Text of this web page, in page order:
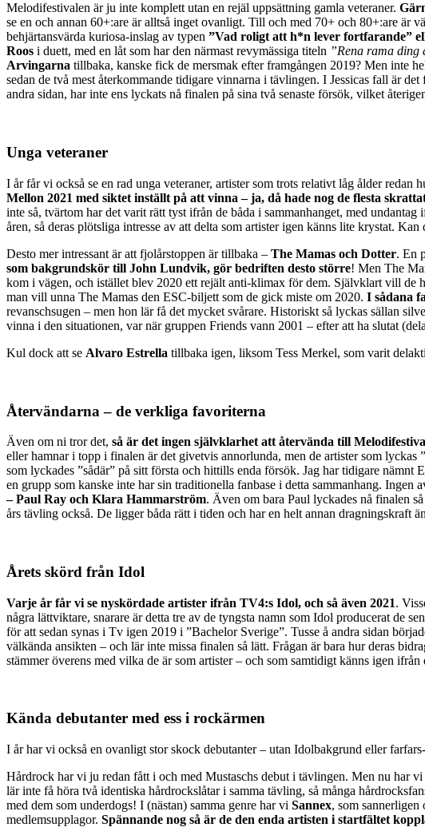
Melodifestivalen är ju inte komplett utan en rejäl uppsättning gamla veteraner.
se en och annan 60+:are är alltså inget ovanligt. Till och med 70+ och 80+:are är
behjärtansvärda kuriosa-inslag av typen ”Vad roligt att h*n lever fortfarande”
Roos i duett, med en låt som har den närmast revymässiga titeln ”Rena rama ding
Arvingarna tillbaka, kanske fick de mersmak efter framgången 2019? Men inte
sedan de två mest återkommande tidigare vinnarna i tävlingen. I Jessicas fall är
andra sidan, har inte ens lyckats nå finalen på sina två senaste försök, vilket
Unga veteraner
I år får vi också se en rad unga veteraner, artister som trots relativt låg ålder redan
Mellon 2021 med siktet inställt på att vinna – ja, då hade nog de flesta
inte så, tvärtom har det varit rätt tyst ifrån de båda i sammanhanget, med
åren, så deras plötsliga intresse av att delta som artister igen känns lite krystat.
Desto mer intressant är att fjolårstoppen är tillbaka – The Mamas och Dotter. En
som bakgrundskör till John Lundvik, gör bedriften desto större! Men The
kom i vägen, och istället blev 2020 ett rejält anti-klimax för dem. Självklart vill de
man vill unna The Mamas den ESC-biljett som de gick miste om 2020. I sådana
revanschsugen – men hon lär få det mycket svårare. Historiskt så lyckas sällan
vinna i den situationen, var när gruppen Friends vann 2001 – efter att ha slutat
Kul dock att se Alvaro Estrella tillbaka igen, liksom Tess Merkel, som varit
Återvändarna – de verkliga favoriterna
Även om ni tror det, så är det ingen självklarhet att återvända till
eller hamnar i topp i finalen är det givetvis annorlunda, men de artister som
som lyckades ”sådär” på sitt första och hittills enda försök. Jag har tidigare nämnt
en grupp som kanske inte har sin traditionella fanbase i detta sammanhang.
– Paul Ray och Klara Hammarström. Även om bara Paul lyckades nå finalen
års tävling också. De ligger båda rätt i tiden och har en helt annan dragningskraft
Årets skörd från Idol
Varje år får vi se nyskördade artister ifrån TV4:s Idol, och så även 2021.
några lättviktare, snarare är detta tre av de tyngsta namn som Idol producerat de
för att sedan synas i Tv igen 2019 i ”Bachelor Sverige”. Tusse å andra sidan
välkända ansikten – och lär inte missa finalen så lätt. Frågan är bara hur deras
stämmer överens med vilka de är som artister – och som samtidigt känns igen
Kända debutanter med ess i rockärmen
I år har vi också en ovanligt stor skock debutanter – utan Idolbakgrund eller
Hårdrock har vi ju redan fått i och med Mustaschs debut i tävlingen. Men nu har vi
lär inte få höra två identiska hårdrockslåtar i samma tävling, så många
med dem som underdogs! I (nästan) samma genre har vi Sannex, som sannerligen
medlemsupplagor. Spännande nog så är de den enda artisten i startfältet